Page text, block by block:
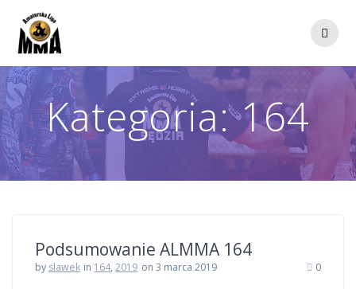
Kategoria:164
Podsumowanie ALMMA 164
by slawek in 164,2019 on 3 marca 2019 0